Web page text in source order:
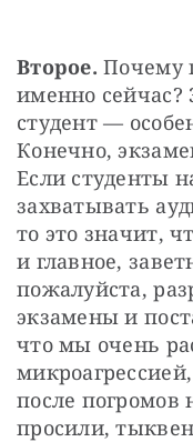
Второе. Почему
именно сейчас?
студент —
Конечно,
Если студенты
захватывать
то это значит,
и главное,
пожалуйста,
экзамены и
что мы очень
после
просили,